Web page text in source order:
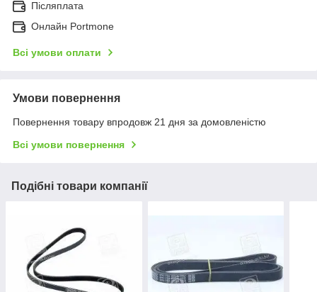
Післяплата
Онлайн Portmone
Всі умови оплати
Умови повернення
Повернення товару впродовж 21 дня за домовленістю
Всі умови повернення
Подібні товари компанії